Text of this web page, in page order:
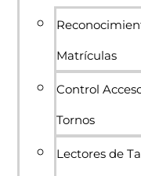
Matrículas
Control
Tornos
Lectores de